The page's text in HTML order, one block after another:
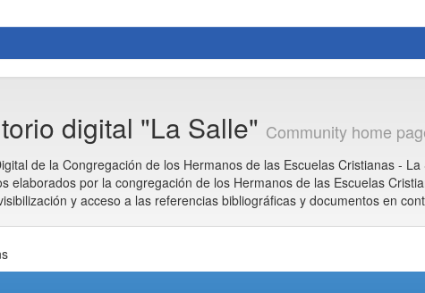
digital "La Salle" Community home
de la Congregación de los Hermanos de las Escuelas Cristianas -
elaborados por la congregación de los Hermanos de las Escuelas
y acceso a las referencias bibliográficas y documentos en